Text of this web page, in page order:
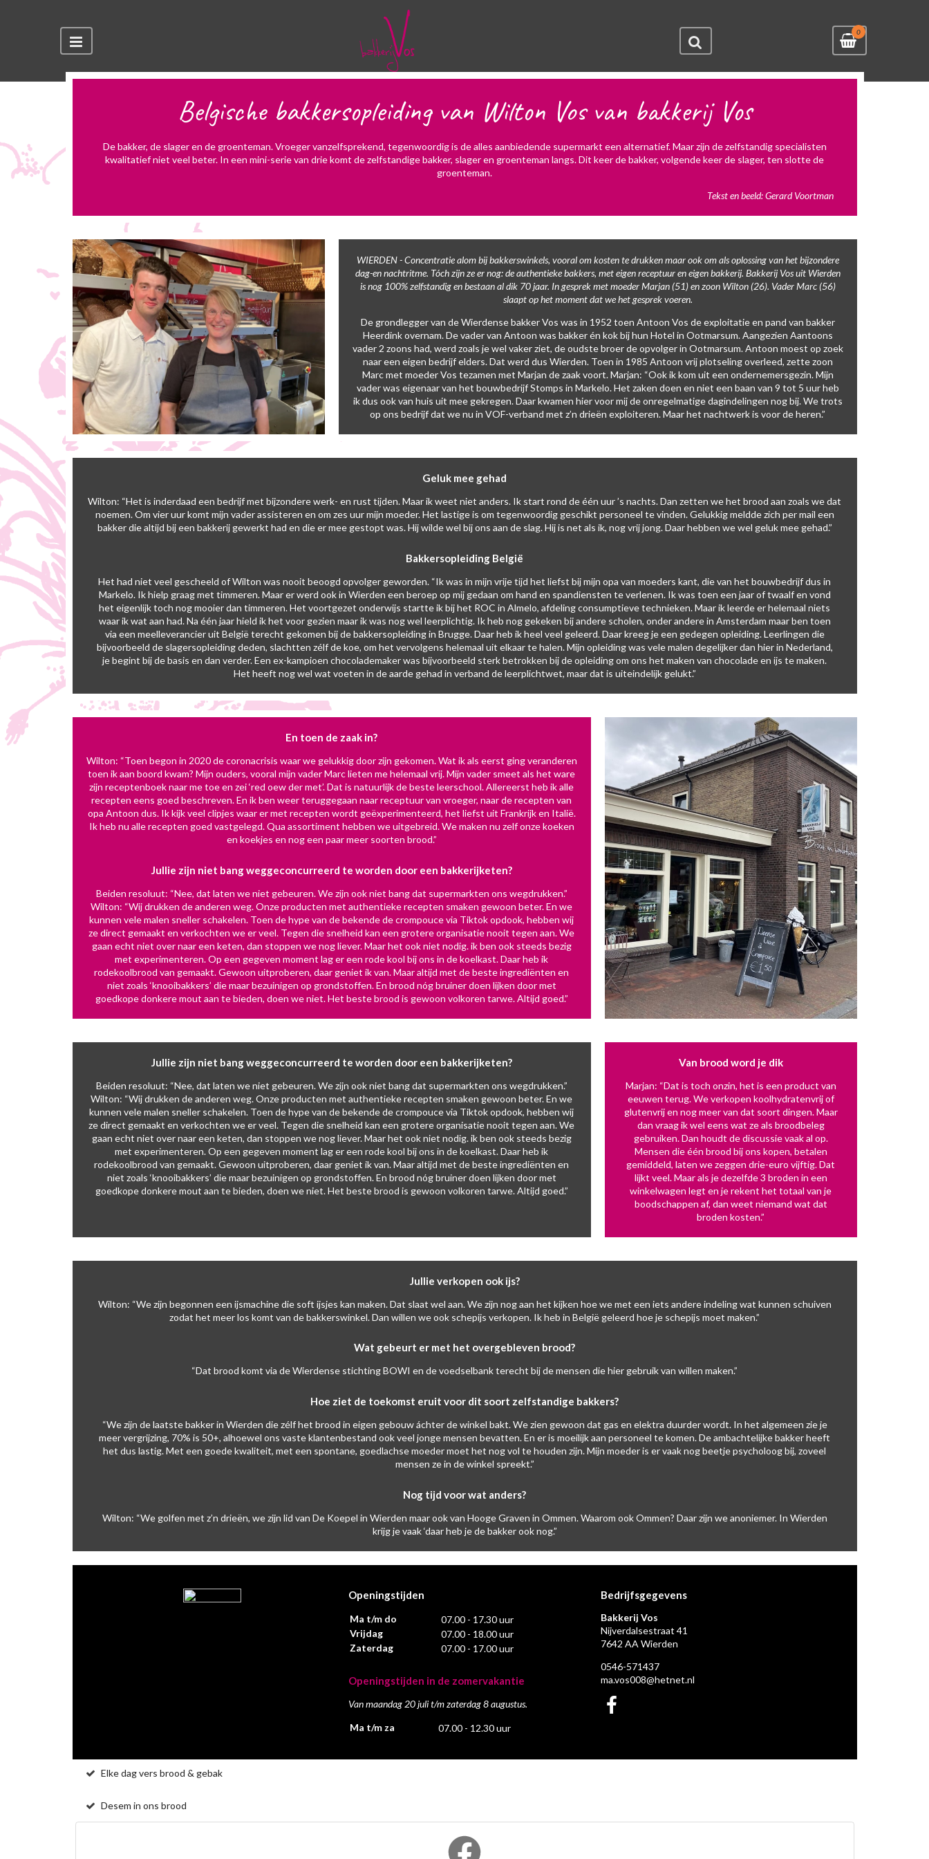
0
Belgische bakkersopleiding van Wilton Vos van bakkerij Vos
De bakker, de slager en de groenteman. Vroeger vanzelfsprekend, tegenwoordig is de alles aanbiedende supermarkt een alternatief. Maar zijn de zelfstandig specialisten
kwalitatief niet veel beter. In een mini-serie van drie komt de zelfstandige bakker, slager en groenteman langs. Dit keer de bakker, volgende keer de slager, ten slotte de
groenteman.
Tekst en beeld: Gerard Voortman
WIERDEN - Concentratie alom bij bakkerswinkels, vooral om kosten te drukken maar ook om als oplossing van het bijzondere
dag-en nachtritme. Tóch zijn ze er nog: de authentieke bakkers, met eigen receptuur en eigen bakkerij. Bakkerij Vos uit Wierden
is nog 100% zelfstandig en bestaan al dik 70 jaar. In gesprek met moeder Marjan (51) en zoon Wilton (26). Vader Marc (56)
slaapt op het moment dat we het gesprek voeren.
De grondlegger van de Wierdense bakker Vos was in 1952 toen Antoon Vos de exploitatie en pand van bakker
Heerdink overnam. De vader van Antoon was bakker én kok bij hun Hotel in Ootmarsum. Aangezien Aantoons
vader 2 zoons had, werd zoals je wel vaker ziet, de oudste broer de opvolger in Ootmarsum. Antoon moest op zoek
naar een eigen bedrijf elders. Dat werd dus Wierden. Toen in 1985 Antoon vrij plotseling overleed, zette zoon
Marc met moeder Vos tezamen met Marjan de zaak voort. Marjan: “Ook ik kom uit een ondernemersgezin. Mijn
vader was eigenaar van het bouwbedrijf Stomps in Markelo. Het zaken doen en niet een baan van 9 tot 5 uur heb
ik dus ook van huis uit mee gekregen. Daar kwamen hier voor mij de onregelmatige dagindelingen nog bij. We trots
op ons bedrijf dat we nu in VOF-verband met z’n drieën exploiteren. Maar het nachtwerk is voor de heren.”
Geluk mee gehad
Wilton: “Het is inderdaad een bedrijf met bijzondere werk- en rust tijden. Maar ik weet niet anders. Ik start rond de één uur ’s nachts. Dan zetten we het brood aan zoals we dat
noemen. Om vier uur komt mijn vader assisteren en om zes uur mijn moeder. Het lastige is om tegenwoordig geschikt personeel te vinden. Gelukkig meldde zich per mail een
bakker die altijd bij een bakkerij gewerkt had en die er mee gestopt was. Hij wilde wel bij ons aan de slag. Hij is net als ik, nog vrij jong. Daar hebben we wel geluk mee gehad.”
Bakkersopleiding België
Het had niet veel gescheeld of Wilton was nooit beoogd opvolger geworden. “Ik was in mijn vrije tijd het liefst bij mijn opa van moeders kant, die van het bouwbedrijf dus in
Markelo. Ik hielp graag met timmeren. Maar er werd ook in Wierden een beroep op mij gedaan om hand en spandiensten te verlenen. Ik was toen een jaar of twaalf en vond
het eigenlijk toch nog mooier dan timmeren. Het voortgezet onderwijs startte ik bij het ROC in Almelo, afdeling consumptieve technieken. Maar ik leerde er helemaal niets
waar ik wat aan had. Na één jaar hield ik het voor gezien maar ik was nog wel leerplichtig. Ik heb nog gekeken bij andere scholen, onder andere in Amsterdam maar ben toen
via een meelleverancier uit België terecht gekomen bij de bakkersopleiding in Brugge. Daar heb ik heel veel geleerd. Daar kreeg je een gedegen opleiding. Leerlingen die
bijvoorbeeld de slagersopleiding deden, slachtten zélf de koe, om het vervolgens helemaal uit elkaar te halen. Mijn opleiding was vele malen degelijker dan hier in Nederland,
je begint bij de basis en dan verder. Een ex-kampioen chocolademaker was bijvoorbeeld sterk betrokken bij de opleiding om ons het maken van chocolade en ijs te maken.
Het heeft nog wel wat voeten in de aarde gehad in verband de leerplichtwet, maar dat is uiteindelijk gelukt.”
En toen de zaak in?
Wilton: “Toen begon in 2020 de coronacrisis waar we gelukkig door zijn gekomen. Wat ik als eerst ging veranderen
toen ik aan boord kwam? Mijn ouders, vooral mijn vader Marc lieten me helemaal vrij. Mijn vader smeet als het ware
zijn receptenboek naar me toe en zei ‘red oew der met’. Dat is natuurlijk de beste leerschool. Allereerst heb ik alle
recepten eens goed beschreven. En ik ben weer teruggegaan naar receptuur van vroeger, naar de recepten van
opa Antoon dus. Ik kijk veel clipjes waar er met recepten wordt geëxperimenteerd, het liefst uit Frankrijk en Italië.
Ik heb nu alle recepten goed vastgelegd. Qua assortiment hebben we uitgebreid. We maken nu zelf onze koeken
en koekjes en nog een paar meer soorten brood.”
Jullie zijn niet bang weggeconcurreerd te worden door een bakkerijketen?
Beiden resoluut: “Nee, dat laten we niet gebeuren. We zijn ook niet bang dat supermarkten ons wegdrukken.”
Wilton: “Wij drukken de anderen weg. Onze producten met authentieke recepten smaken gewoon beter. En we
kunnen vele malen sneller schakelen. Toen de hype van de bekende de crompouce via Tiktok opdook, hebben wij
ze direct gemaakt en verkochten we er veel. Tegen die snelheid kan een grotere organisatie nooit tegen aan. We
gaan echt niet over naar een keten, dan stoppen we nog liever. Maar het ook niet nodig. ik ben ook steeds bezig
met experimenteren. Op een gegeven moment lag er een rode kool bij ons in de koelkast. Daar heb ik
rodekoolbrood van gemaakt. Gewoon uitproberen, daar geniet ik van. Maar altijd met de beste ingrediënten en
niet zoals ‘knooibakkers’ die maar bezuinigen op grondstoffen. En brood nóg bruiner doen lijken door met
goedkope donkere mout aan te bieden, doen we niet. Het beste brood is gewoon volkoren tarwe. Altijd goed.”
Jullie zijn niet bang weggeconcurreerd te worden door een bakkerijketen?
Beiden resoluut: “Nee, dat laten we niet gebeuren. We zijn ook niet bang dat supermarkten ons wegdrukken.”
Wilton: “Wij drukken de anderen weg. Onze producten met authentieke recepten smaken gewoon beter. En we
kunnen vele malen sneller schakelen. Toen de hype van de bekende de crompouce via Tiktok opdook, hebben wij
ze direct gemaakt en verkochten we er veel. Tegen die snelheid kan een grotere organisatie nooit tegen aan. We
gaan echt niet over naar een keten, dan stoppen we nog liever. Maar het ook niet nodig. ik ben ook steeds bezig
met experimenteren. Op een gegeven moment lag er een rode kool bij ons in de koelkast. Daar heb ik
rodekoolbrood van gemaakt. Gewoon uitproberen, daar geniet ik van. Maar altijd met de beste ingrediënten en
niet zoals ‘knooibakkers’ die maar bezuinigen op grondstoffen. En brood nóg bruiner doen lijken door met
goedkope donkere mout aan te bieden, doen we niet. Het beste brood is gewoon volkoren tarwe. Altijd goed.”
Van brood word je dik
Marjan: “Dat is toch onzin, het is een product van
eeuwen terug. We verkopen koolhydratenvrij of
glutenvrij en nog meer van dat soort dingen. Maar
dan vraag ik wel eens wat ze als broodbeleg
gebruiken. Dan houdt de discussie vaak al op.
Mensen die één brood bij ons kopen, betalen
gemiddeld, laten we zeggen drie-euro vijftig. Dat
lijkt veel. Maar als je dezelfde 3 broden in een
winkelwagen legt en je rekent het totaal van je
boodschappen af, dan weet niemand wat dat
broden kosten.”
Jullie verkopen ook ijs?
Wilton: “We zijn begonnen een ijsmachine die soft ijsjes kan maken. Dat slaat wel aan. We zijn nog aan het kijken hoe we met een iets andere indeling wat kunnen schuiven
zodat het meer los komt van de bakkerswinkel. Dan willen we ook schepijs verkopen. Ik heb in België geleerd hoe je schepijs moet maken.”
Wat gebeurt er met het overgebleven brood?
“Dat brood komt via de Wierdense stichting BOWI en de voedselbank terecht bij de mensen die hier gebruik van willen maken.”
Hoe ziet de toekomst eruit voor dit soort zelfstandige bakkers?
“We zijn de laatste bakker in Wierden die zélf het brood in eigen gebouw áchter de winkel bakt. We zien gewoon dat gas en elektra duurder wordt. In het algemeen zie je
meer vergrijzing, 70% is 50+, alhoewel ons vaste klantenbestand ook veel jonge mensen bevatten. En er is moeilijk aan personeel te komen. De ambachtelijke bakker heeft
het dus lastig. Met een goede kwaliteit, met een spontane, goedlachse moeder moet het nog vol te houden zijn. Mijn moeder is er vaak nog beetje psycholoog bij, zoveel
mensen ze in de winkel spreekt.”
Nog tijd voor wat anders?
Wilton: “We golfen met z’n drieën, we zijn lid van De Koepel in Wierden maar ook van Hooge Graven in Ommen. Waarom ook Ommen? Daar zijn we anoniemer. In Wierden
krijg je vaak ‘daar heb je de bakker ook nog.”
Openingstijden
Ma t/m do
07.00 - 17.30 uur
Vrijdag
07.00 - 18.00 uur
Zaterdag
07.00 - 17.00 uur
Openingstijden in de zomervakantie
Van maandag 20 juli t/m zaterdag 8 augustus.
Ma t/m za
07.00 - 12.30 uur
Bedrijfsgegevens
Bakkerij Vos
Nijverdalsestraat 41
7642 AA Wierden
0546-571437
ma.vos008@hetnet.nl
Elke dag vers brood & gebak
Desem in ons brood